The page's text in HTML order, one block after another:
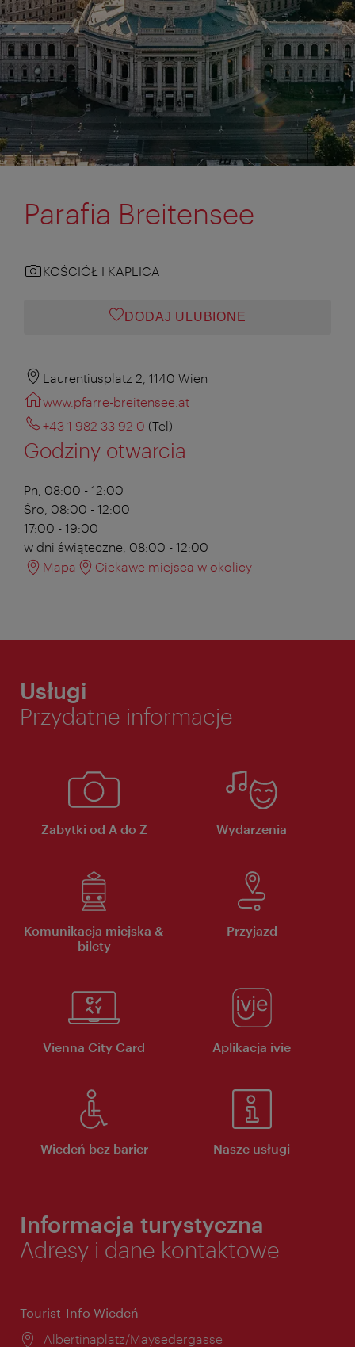
Parafia Breitensee
KOŚCIÓŁ I KAPLICA
DODAJ ULUBIONE
Laurentiusplatz 2, 1140 Wien
www.pfarre-breitensee.at
+43 1 982 33 92 0 (Tel)
Godziny otwarcia
Pn, 08:00 - 12:00
Śro, 08:00 - 12:00
17:00 - 19:00
w dni świąteczne, 08:00 - 12:00
Mapa
Ciekawe miejsca w okolicy
Usługi
Przydatne informacje
Zabytki od A do Z Wydarzenia
Komunikacja miejska &
bilety
Przyjazd
Vienna City Card Aplikacja ivie
Wiedeń bez barier Nasze usługi
Informacja turystyczna
Adresy i dane kontaktowe
Tourist-Info Wiedeń
Miejsce:
Albertinaplatz/Maysedergasse